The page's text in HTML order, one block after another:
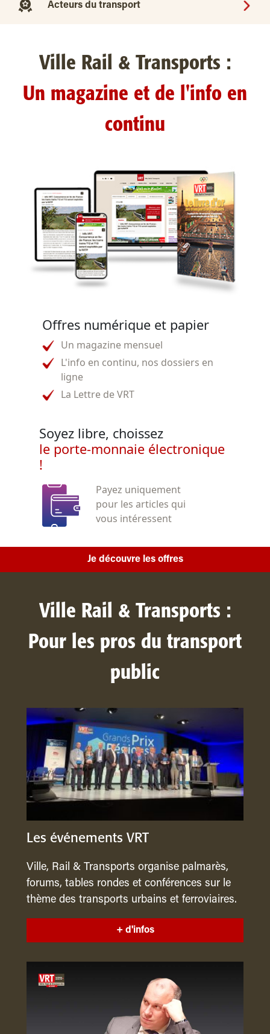
Acteurs du transport
Ville Rail & Transports :
Un magazine et de l'info en
continu
Offres numérique et papier
Un magazine mensuel
L'info en continu, nos dossiers en
ligne
La Lettre de VRT
Soyez libre, choissez
le porte-monnaie électronique
!
Payez uniquement
pour les articles qui
vous intéressent
Je découvre les offres
Ville Rail & Transports :
Pour les pros du transport
public
Les événements VRT
Ville, Rail & Transports organise palmarès,
forums, tables rondes et conférences sur le
thème des transports urbains et ferroviaires.
+ d'infos